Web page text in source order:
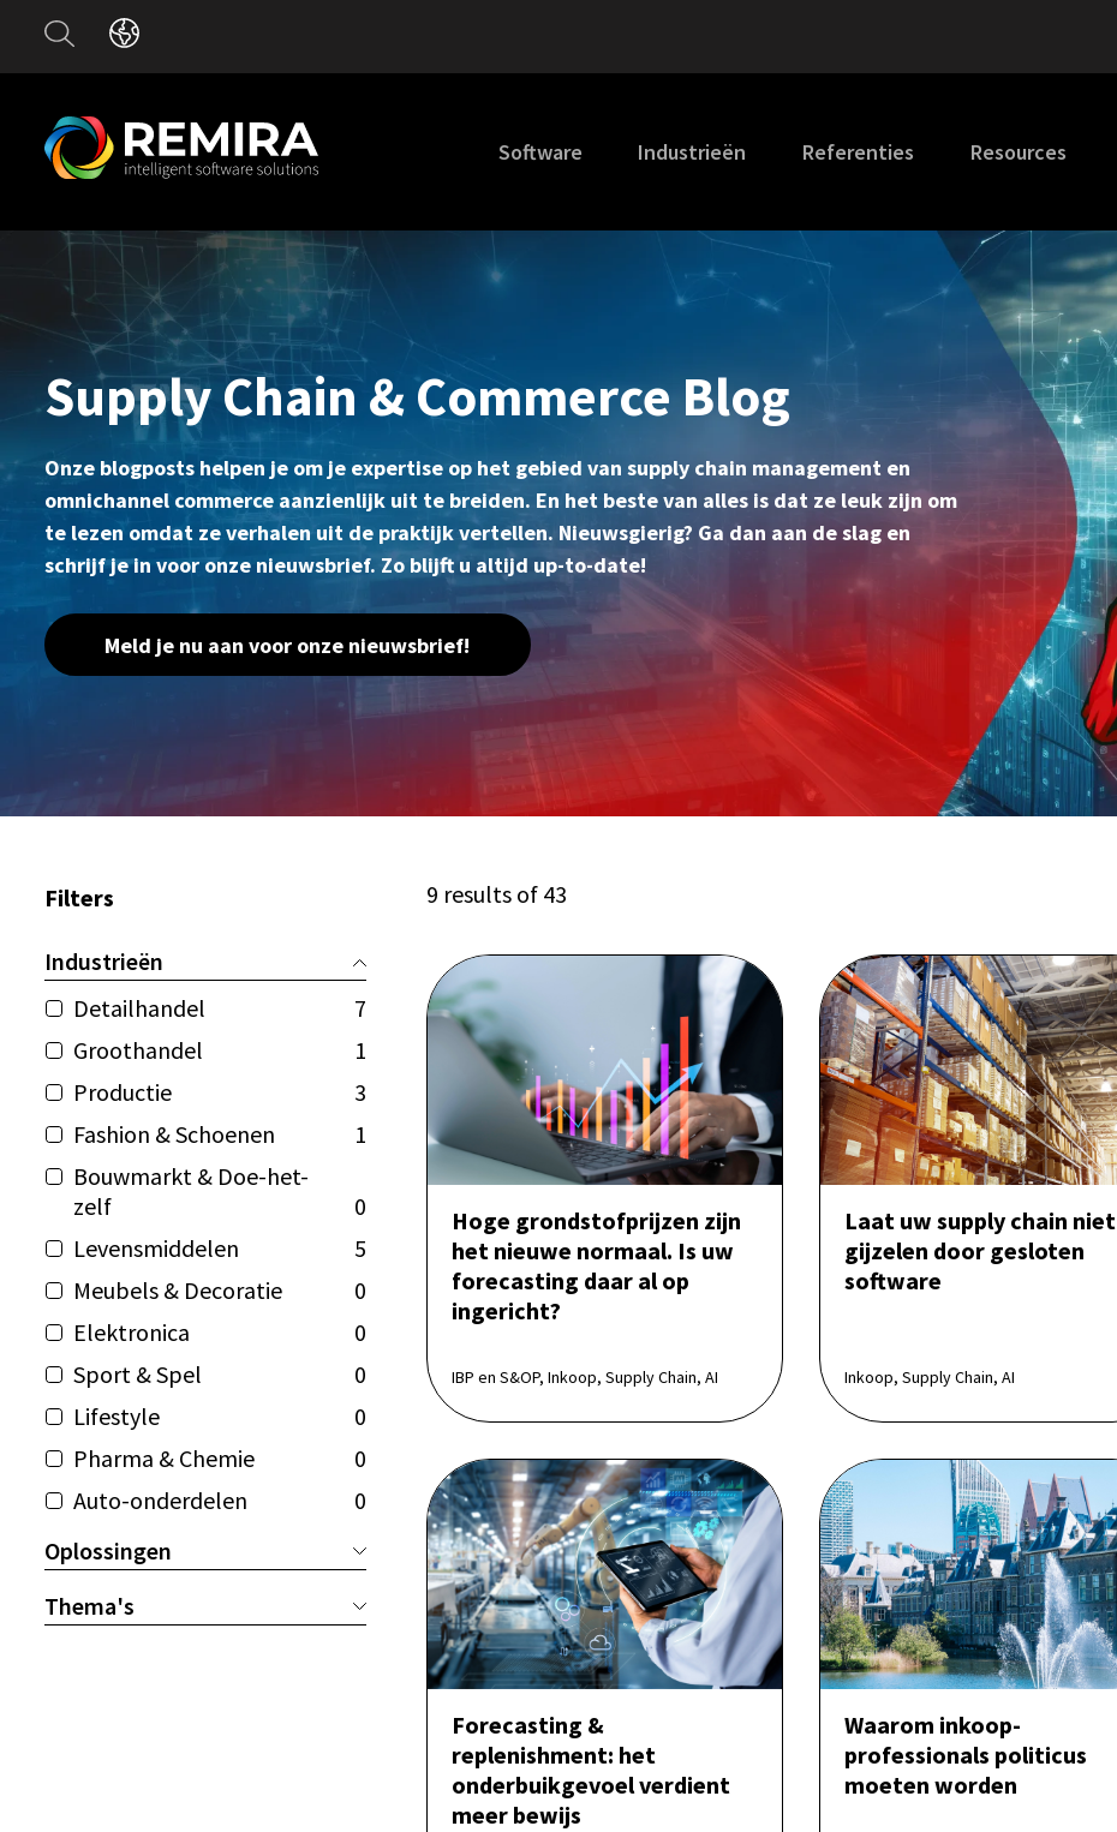
Software Industrieën Referenties Resources
Supply Chain & Commerce Blog
Onze blogposts helpen je om je expertise op het gebied van supply chain management en
omnichannel commerce aanzienlijk uit te breiden. En het beste van alles is dat ze leuk zijn om
te lezen omdat ze verhalen uit de praktijk vertellen. Nieuwsgierig? Ga dan aan de slag en
schrijf je in voor onze nieuwsbrief. Zo blijft u altijd up-to-date!
Meld je nu aan voor onze nieuwsbrief!
Filters
Industrieën
Detailhandel
7
Groothandel
1
Productie
3
Fashion & Schoenen
1
Bouwmarkt & Doe-het-
zelf
0
Levensmiddelen
5
Meubels & Decoratie
0
Elektronica
0
Sport & Spel
0
Lifestyle
0
Pharma & Chemie
0
Auto-onderdelen
0
Oplossingen
Thema's
9 results of 43
Hoge grondstofprijzen zijn
het nieuwe normaal. Is uw
forecasting daar al op
ingericht?
IBP en S&OP, Inkoop, Supply Chain, AI
Laat uw supply chain niet
gijzelen door gesloten
software
Inkoop, Supply Chain, AI
Forecasting &
replenishment: het
onderbuikgevoel verdient
meer bewijs
Waarom inkoop-
professionals politicus
moeten worden